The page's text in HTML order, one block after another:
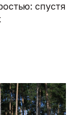
спустя